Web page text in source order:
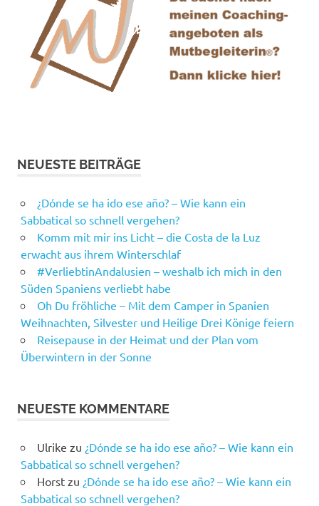
NEUESTE BEITRÄGE
¿Dónde se ha ido ese año? – Wie kann ein
Sabbatical so schnell vergehen?
Komm mit mir ins Licht – die Costa de la Luz
erwacht aus ihrem Winterschlaf
#VerliebtinAndalusien – weshalb ich mich in den
Süden Spaniens verliebt habe
Oh Du fröhliche – Mit dem Camper in Spanien
Weihnachten, Silvester und Heilige Drei Könige feiern
Reisepause in der Heimat und der Plan vom
Überwintern in der Sonne
NEUESTE KOMMENTARE
Ulrike zu ¿Dónde se ha ido ese año? – Wie kann ein
Sabbatical so schnell vergehen?
Horstzu ¿Dónde se ha ido ese año? – Wie kann ein
Sabbatical so schnell vergehen?